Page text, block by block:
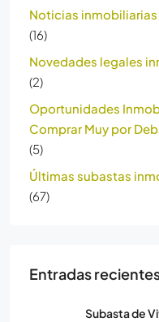
Noticias inmobiliarias
(16)
Novedades legales
(2)
Oportunidades
Comprar Muy por
(5)
Últimas subastas
(67)
Entradas
Subasta de